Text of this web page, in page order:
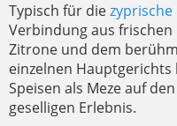
Typisch für diezyprische
Verbindung aus
Zitrone und dem
einzelnen
Speisen als Meze auf
geselligen Erlebnis.